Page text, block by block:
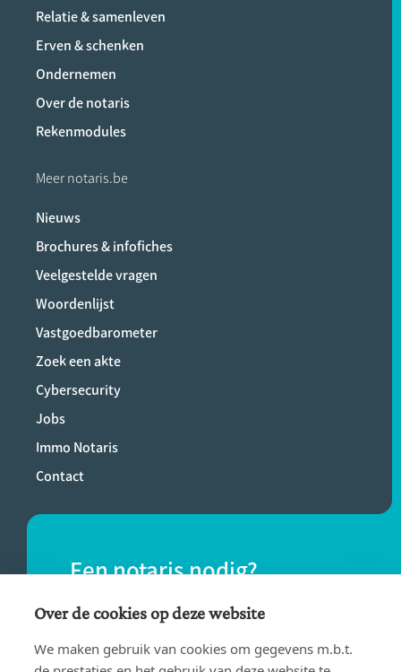
Relatie & samenleven
Erven & schenken
Ondernemen
Over de notaris
Rekenmodules
Meer notaris.be
Nieuws
Brochures & infofiches
Veelgestelde vragen
Woordenlijst
Vastgoedbarometer
Zoek een akte
Cybersecurity
Jobs
Immo Notaris
Contact
Een notaris nodig?
Vind eenvoudig een notaris bij jou in de
buurt.
Over de cookies op deze website
We maken gebruik van cookies om gegevens m.b.t.